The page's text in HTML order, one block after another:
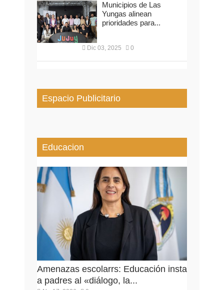
Municipios de Las
Yungas alinean
prioridades para...
Dic 03, 2025 0
Espacio Publicitario
Educacion
Amenazas escolarrs: Educación insta
a padres al «diálogo, la...